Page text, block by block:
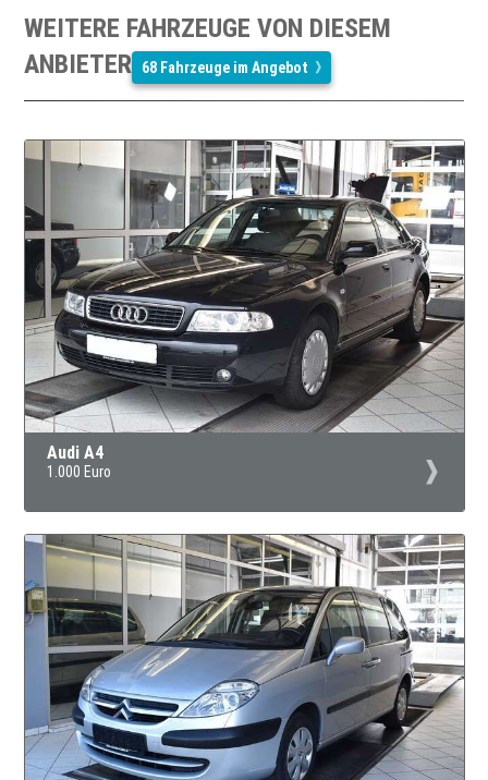
WEITERE FAHRZEUGE VON DIESEM
ANBIETER 68 Fahrzeuge im Angebot
Audi A4
1.000 Euro